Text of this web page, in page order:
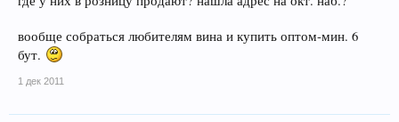
вообще собраться любителям вина и купить оптом-мин. 6
бут.
1 дек 2011